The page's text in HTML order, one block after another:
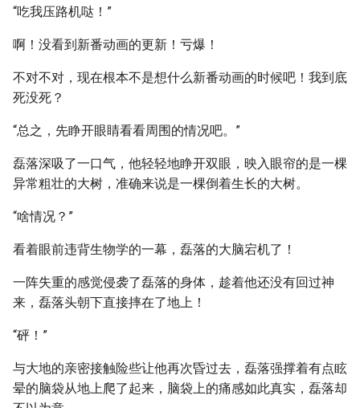
“吃我压路机哒！”
啊！没看到新番动画的更新！亏爆！
不对不对，现在根本不是想什么新番动画的时候吧！我到底
死没死？
“总之，先睁开眼睛看看周围的情况吧。”
磊落深吸了一口气，他轻轻地睁开双眼，映入眼帘的是一棵
异常粗壮的大树，准确来说是一棵倒着生长的大树。
“啥情况？”
看着眼前违背生物学的一幕，磊落的大脑宕机了！
一阵失重的感觉侵袭了磊落的身体，趁着他还没有回过神
来，磊落头朝下直接摔在了地上！
“砰！”
与大地的亲密接触险些让他再次昏过去，磊落强撑着有点眩
晕的脑袋从地上爬了起来，脑袋上的痛感如此真实，磊落却